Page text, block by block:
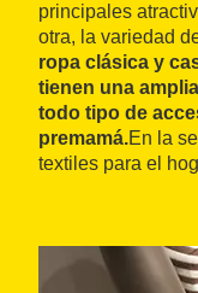
principales
otra, la variedad
ropa clásica y
tienen una
todo tipo de
premamá.En la
textiles para el